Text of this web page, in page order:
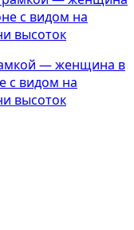
— женщина в
с видом на
высоток